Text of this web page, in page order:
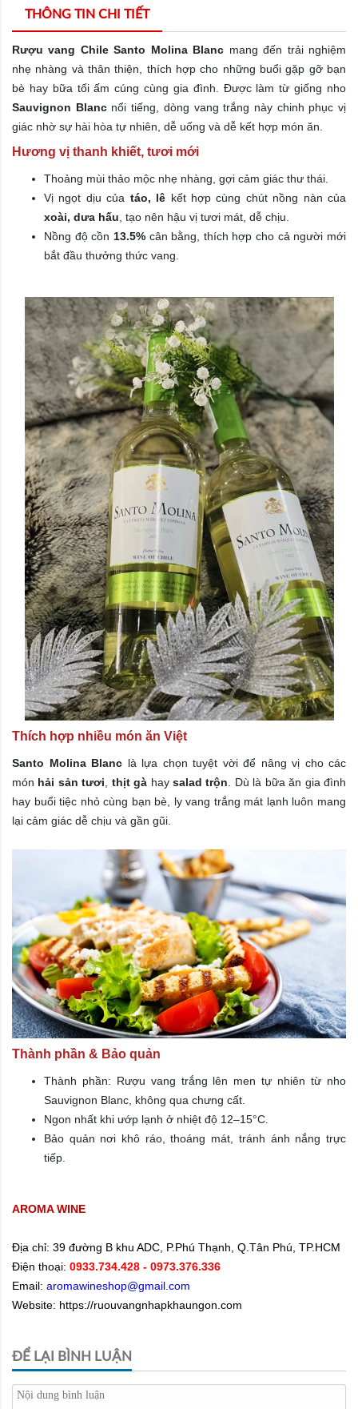
THÔNG TIN CHI TIẾT
Rượu vang Chile Santo Molina Blanc mang đến trải nghiệm
nhẹ nhàng và thân thiện, thích hợp cho những buổi gặp gỡ bạn
bè hay bữa tối ấm cúng cùng gia đình. Được làm từ giống nho
Sauvignon Blancnổi tiếng, dòng vang trắng này chinh phục vị
giác nhờ sự hài hòa tự nhiên, dễ uống và dễ kết hợp món ăn.
Hương vị thanh khiết, tươi mới
Thoảng mùi thảo mộc nhẹ nhàng, gợi cảm giác thư thái.
Vị ngọt dịu của táo, lê kết hợp cùng chút nồng nàn của
xoài, dưa hấu , tạo nên hậu vị tươi mát, dễ chịu.
Nồng độ cồn 13.5%cân bằng, thích hợp cho cả người mới
bắt đầu thưởng thức vang.
Thích hợp nhiều món ăn Việt
Santo Molina Blanc là lựa chọn tuyệt vời để nâng vị cho các
món hải sản tươi, thịt gà haysalad trộn. Dù là bữa ăn gia đình
hay buổi tiệc nhỏ cùng bạn bè, ly vang trắng mát lạnh luôn mang
lại cảm giác dễ chịu và gần gũi.
Thành phần & Bảo quản
Thành phần: Rượu vang trắng lên men tự nhiên từ nho
Sauvignon Blanc, không qua chưng cất.
Ngon nhất khi ướp lạnh ở nhiệt độ 12–15°C.
Bảo quản nơi khô ráo, thoáng mát, tránh ánh nắng trực
tiếp.
AROMA WINE
Địa chỉ: 39 đường B khu ADC, P.Phú Thạnh, Q.Tân Phú, TP.HCM
Điện thoại: 0933.734.428 - 0973.376.336
Email: aromawineshop@gmail.com
Website: https://ruouvangnhapkhaungon.com
ĐỂ LẠI BÌNH LUẬN